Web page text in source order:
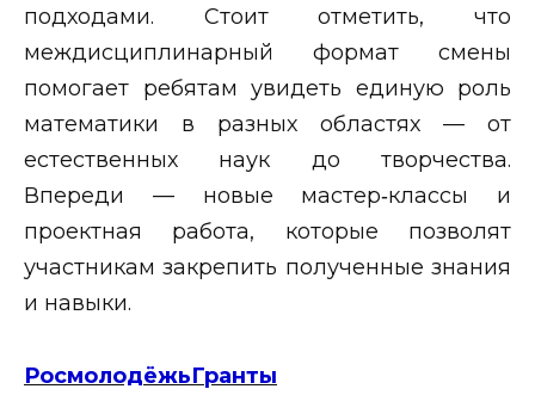
подходами. Стоит отметить, что
междисциплинарный формат смены
помогает ребятам увидеть единую роль
математики в разных областях — от
естественных наук до творчества.
Впереди — новые мастер‑классы и
проектная работа, которые позволят
участникам закрепить полученные знания
и навыки.
РосмолодёжьГранты